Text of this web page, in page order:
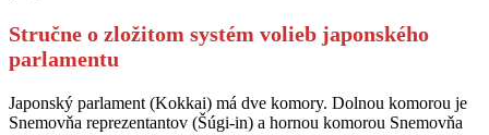
Stručne o zložitom systém volieb japonského
parlamentu
Japonský parlament (Kokkai) má dve komory. Dolnou komorou je
Snemovňa reprezentantov (Šúgi-in) a hornou komorou Snemovňa